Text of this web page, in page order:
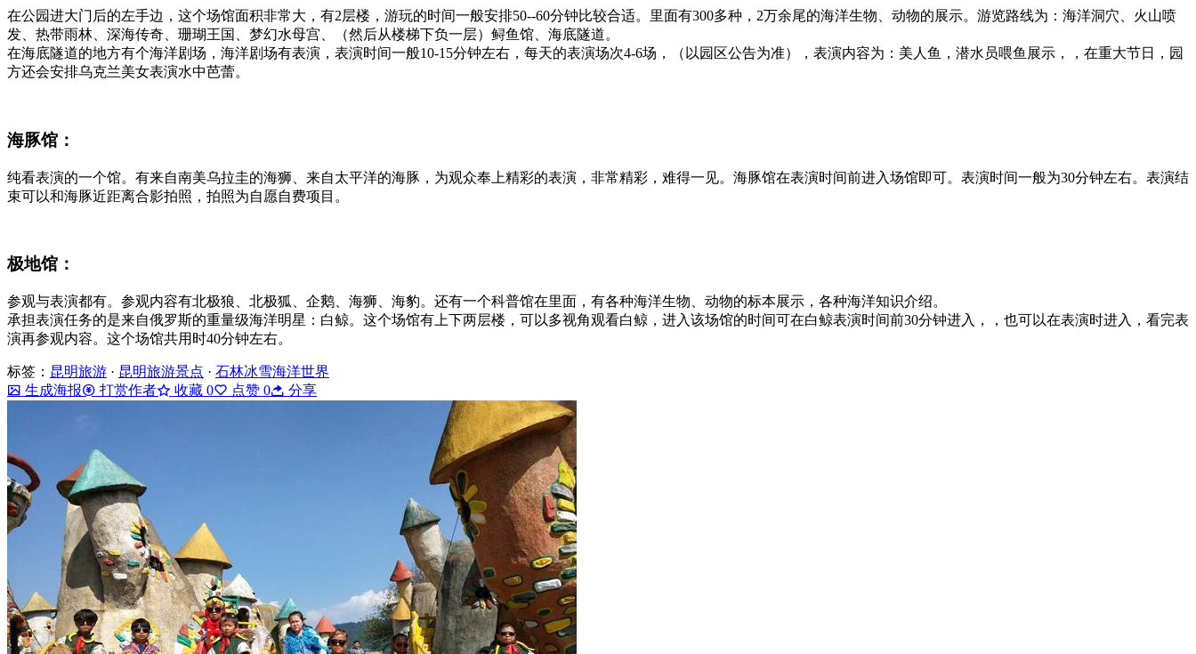
在公园进大门后的左手边，这个场馆面积非常大，有2层楼，游玩的时间一般安排50--60分钟比较合适。里面有300多种，2万余尾的海洋生物、动物的展示。游览路线为：海洋洞穴、火山喷
发、热带雨林、深海传奇、珊瑚王国、梦幻水母宫、（然后从楼梯下负一层）鲟鱼馆、海底隧道。
在海底隧道的地方有个海洋剧场，海洋剧场有表演，表演时间一般10-15分钟左右，每天的表演场次4-6场，（以园区公告为准），表演内容为：美人鱼，潜水员喂鱼展示，，在重大节日，园
方还会安排乌克兰美女表演水中芭蕾。
海豚馆：
纯看表演的一个馆。有来自南美乌拉圭的海狮、来自太平洋的海豚，为观众奉上精彩的表演，非常精彩，难得一见。海豚馆在表演时间前进入场馆即可。表演时间一般为30分钟左右。表演结
束可以和海豚近距离合影拍照，拍照为自愿自费项目。
极地馆：
参观与表演都有。参观内容有北极狼、北极狐、企鹅、海狮、海豹。还有一个科普馆在里面，有各种海洋生物、动物的标本展示，各种海洋知识介绍。
承担表演任务的是来自俄罗斯的重量级海洋明星：白鲸。这个场馆有上下两层楼，可以多视角观看白鲸，进入该场馆的时间可在白鲸表演时间前30分钟进入，，也可以在表演时进入，看完表
演再参观内容。这个场馆共用时40分钟左右。
标签： 昆明旅游 · 昆明旅游景点 · 石林冰雪海洋世界
生成海报
打赏作者 收藏 0 点赞 0 分享